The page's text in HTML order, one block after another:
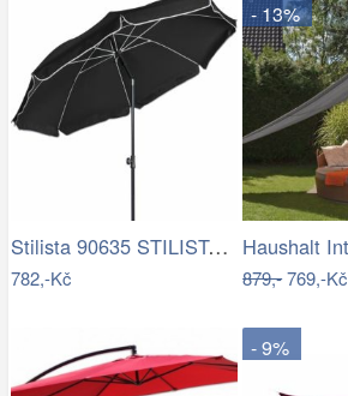
Stilista 90635 STILISTA Zahradní…
782,-Kč
- 13%
879,-769,-Kč
- 9%